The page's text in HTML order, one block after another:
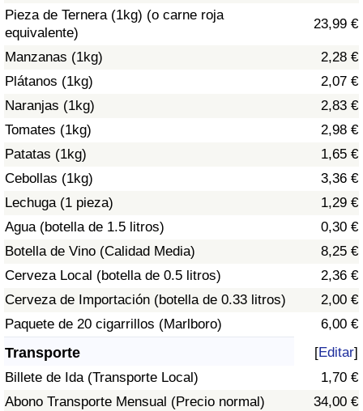
Pieza de Ternera (1kg) (o carne roja
equivalente)
23,99 €
Manzanas (1kg)
2,28 €
Plátanos (1kg)
2,07 €
Naranjas (1kg)
2,83 €
Tomates (1kg)
2,98 €
Patatas (1kg)
1,65 €
Cebollas (1kg)
3,36 €
Lechuga (1 pieza)
1,29 €
Agua (botella de 1.5 litros)
0,30 €
Botella de Vino (Calidad Media)
8,25 €
Cerveza Local (botella de 0.5 litros)
2,36 €
Cerveza de Importación (botella de 0.33 litros)
2,00 €
Paquete de 20 cigarrillos (Marlboro)
6,00 €
Transporte [Editar]
Billete de Ida (Transporte Local)
1,70 €
Abono Transporte Mensual (Precio normal)
34,00 €
Índice de Sanidad por País
Contaminación
Índice de Contaminación (Actual)
Índice de contaminación
Índice de Contaminación por País
Tráfico
Índice de Tráfico
Índice de Tráfico (Actual)
Índice de Tráfico por País